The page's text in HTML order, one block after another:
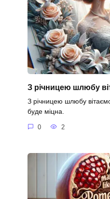
З річницею шлюбу
З річницею шлюбу
буде міцна.
0 2